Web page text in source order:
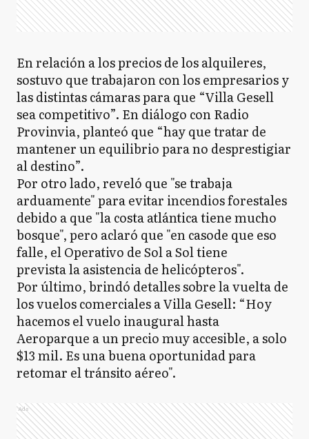
En relación a los precios de los alquileres,
sostuvo que trabajaron con los empresarios y
las distintas cámaras para que “Villa Gesell
sea competitivo”. En diálogo con Radio
Provinvia, planteó que “hay que tratar de
mantener un equilibrio para no desprestigiar
al destino”.
Por otro lado, reveló que "se trabaja
arduamente" para evitar incendios forestales
debido a que "la costa atlántica tiene mucho
bosque", pero aclaró que "en casode que eso
falle, el Operativo de Sol a Sol tiene
prevista la asistencia de helicópteros".
Por último, brindó detalles sobre la vuelta de
los vuelos comerciales a Villa Gesell: “Hoy
hacemos el vuelo inaugural hasta
Aeroparque a un precio muy accesible, a solo
$13 mil. Es una buena oportunidad para
retomar el tránsito aéreo".
Ads